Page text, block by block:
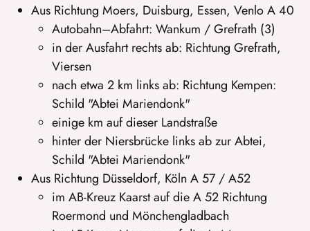
Aus Richtung Moers, Duisburg, Essen, Venlo A 40
Autobahn–Abfahrt: Wankum / Grefrath (3)
in der Ausfahrt rechts ab: Richtung Grefrath,
Viersen
nach etwa 2 km links ab: Richtung Kempen:
Schild "Abtei Mariendonk"
einige km auf dieser Landstraße
hinter der Niersbrücke links ab zur Abtei,
Schild "Abtei Mariendonk"
Aus Richtung Düsseldorf, Köln A 57 / A52
im AB-Kreuz Kaarst auf die A 52 Richtung
Roermond und Mönchengladbach